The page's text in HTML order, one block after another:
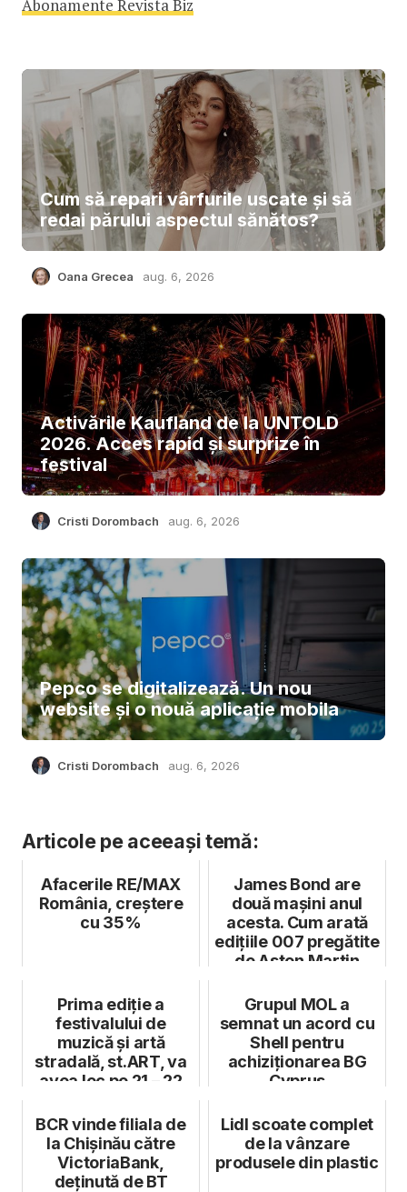
Abonamente Revista Biz
Cum să repari vârfurile uscate și să
redai părului aspectul sănătos?
Oana Grecea aug. 6, 2026
Activările Kaufland de la UNTOLD
2026. Acces rapid și surprize în
festival
Cristi Dorombach aug. 6, 2026
Pepco se digitalizează. Un nou
website și o nouă aplicație mobila
Cristi Dorombach aug. 6, 2026
Articole pe aceeași temă:
Afacerile RE/MAX
România, creștere
cu 35%
James Bond are
două mașini anul
acesta. Cum arată
edițiile 007 pregătite
de Aston Martin
Prima ediție a
festivalului de
muzică și artă
stradală, st.ART, va
avea loc pe 21 – 22
Grupul MOL a
semnat un acord cu
Shell pentru
achiziționarea BG
Cyprus
BCR vinde filiala de
la Chișinău către
VictoriaBank,
deținută de BT
Lidl scoate complet
de la vânzare
produsele din plastic